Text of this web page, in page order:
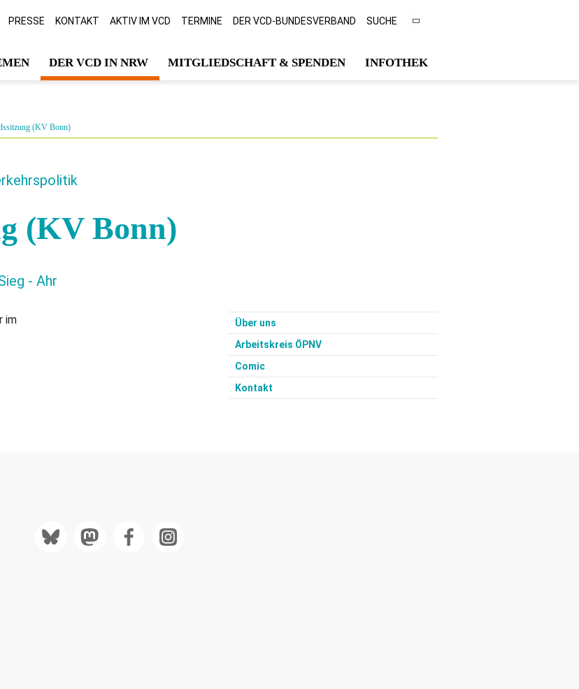
PRESSE KONTAKT AKTIV IM VCD TERMINE DER VCD-BUNDESVERBAND SUCHE
DER VCD IN NRW MITGLIEDSCHAFT & SPENDEN INFOTHEK
(KV Bonn)
(KV Bonn)
- Ahr
im
Über uns
Arbeitskreis ÖPNV
Comic
Kontakt